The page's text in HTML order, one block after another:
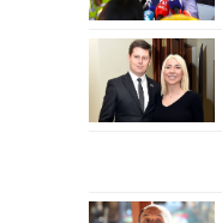
NEVIĐENO
nasred ulice
pobegao od